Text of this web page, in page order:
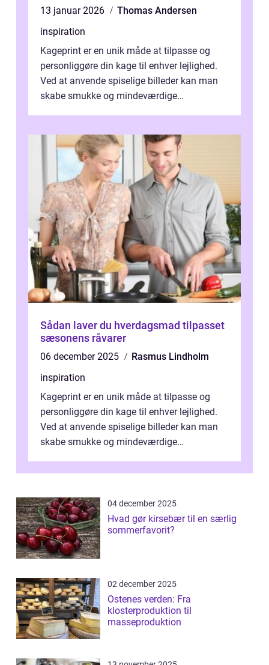
13 januar 2026
Thomas Andersen
inspiration
Kageprint er en unik måde at tilpasse og
personliggøre din kage til enhver lejlighed.
Ved at anvende spiselige billeder kan man
skabe smukke og mindeværdige
Sådan laver du hverdagsmad tilpasset
sæsonens råvarer
06 december 2025
Rasmus Lindholm
inspiration
Kageprint er en unik måde at tilpasse og
personliggøre din kage til enhver lejlighed.
Ved at anvende spiselige billeder kan man
skabe smukke og mindeværdige
04 december 2025
Hvad gør kirsebær til en særlig
sommerfavorit?
02 december 2025
Ostenes verden: Fra
klosterproduktion til
masseproduktion